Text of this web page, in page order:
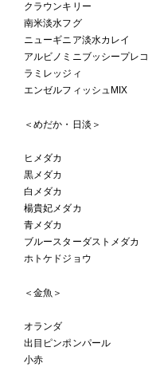
クラウンキリー
南米淡水フグ
ニューギニア淡水カレイ
アルビノミニブッシープレコ
ラミレッジィ
エンゼルフィッシュMIX
＜めだか・日淡＞
ヒメダカ
黒メダカ
白メダカ
楊貴妃メダカ
青メダカ
ブルースターダストメダカ
ホトケドジョウ
＜金魚＞
オランダ
出目ピンポンパール
小赤